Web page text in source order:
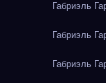
Габриэль
Габриэль
Габриэль